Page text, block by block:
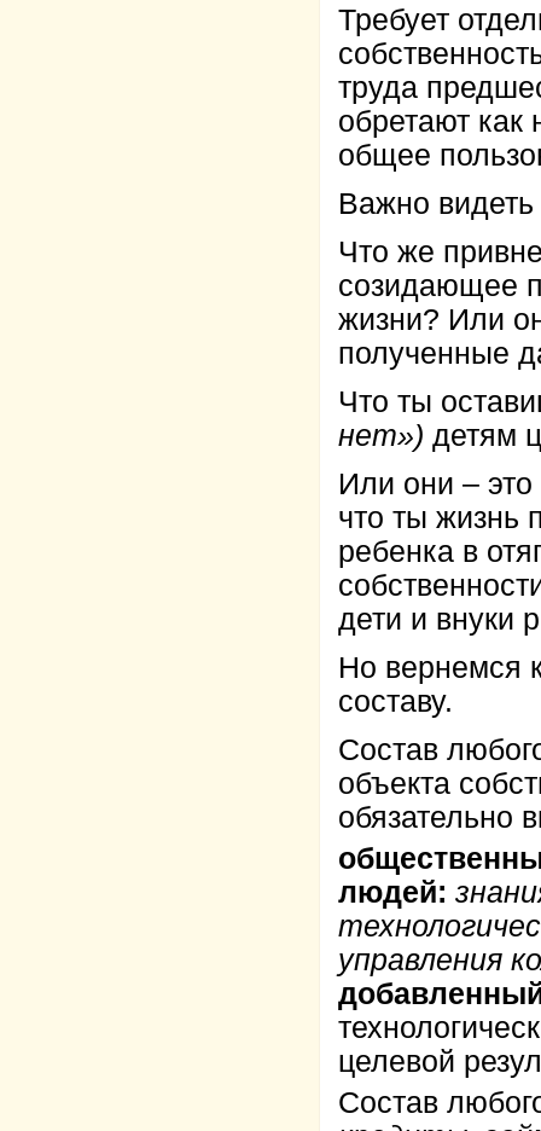
Требует
труда
обретают как
общее
Важно
Что же
созидающее
жизни? Или
полученные
Что ты
нет») детям
Или они –
что ты жизнь
ребенка в
дети и внуки
Но вернемся
составу.
Состав
объекта
обязательно
людей:
управления
целевой
Состав